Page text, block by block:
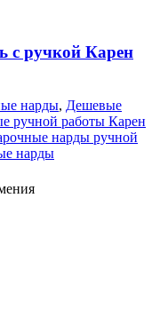
с ручкой Карен
нарды, Дешевые
ручной работы Карен
нарды ручной
нарды